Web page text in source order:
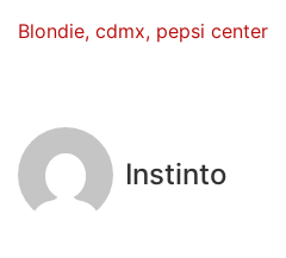
Blondie, cdmx, pepsi center
Instinto